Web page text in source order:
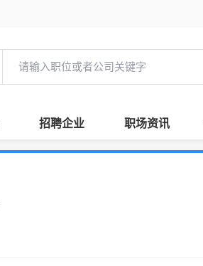
招聘企业 职场资讯